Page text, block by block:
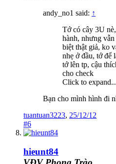
andy_no1 said: ↑
Tớ có cây 3U
hành, nhưng
biệt thật giả, ko
nhẹ ở đầu, tớ để
tớ lên tp, cậu
cho check
Click to expand...
Bạn cho mình hình đi
tuantuan3223, 25/12/12
#6
hieunt84